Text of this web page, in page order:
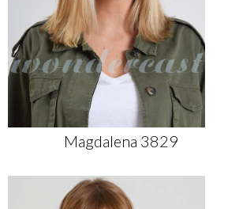
Magdalena 3829